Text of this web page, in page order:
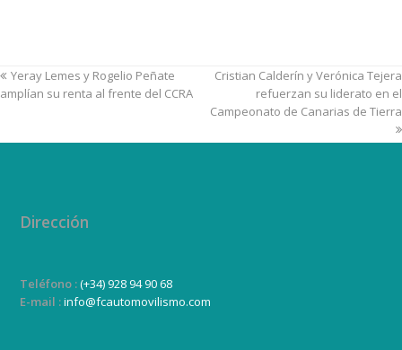
Yeray Lemes y Rogelio Peñate
amplían su renta al frente del CCRA
Cristian Calderín y Verónica Tejera
refuerzan su liderato en el
Campeonato de Canarias de Tierra
Dirección
Teléfono :(+34) 928 94 90 68
E-mail :info@fcautomovilismo.com